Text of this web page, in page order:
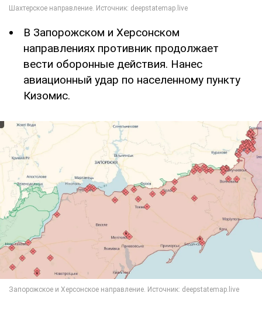
В Запорожском и Херсонском
направлениях противник продолжает
вести оборонные действия. Нанес
авиационный удар по населенному пункту
Кизомис.